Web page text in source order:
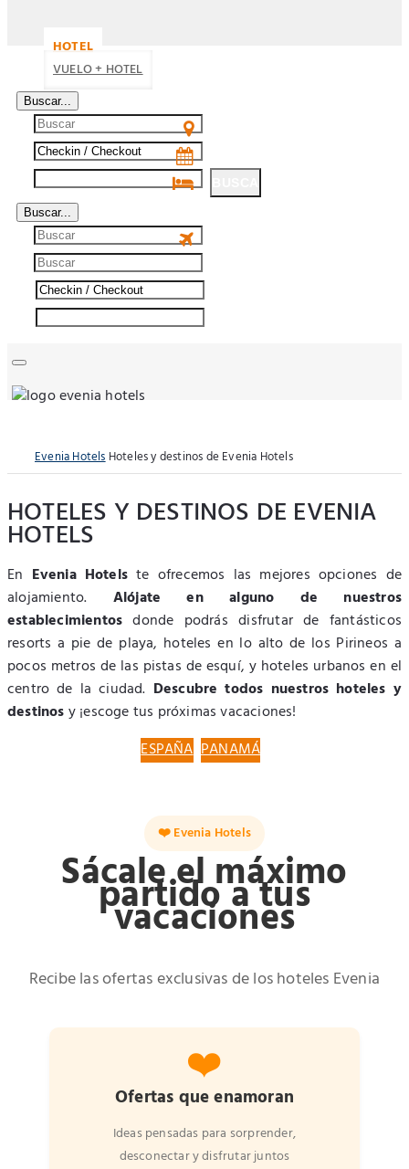
HOTEL
VUELO + HOTEL
Buscar...
Buscar...
Evenia Hotels Hoteles y destinos de Evenia Hotels
HOTELES Y DESTINOS DE EVENIA
HOTELS
En Evenia Hotels te ofrecemos las mejores opciones de
alojamiento. Alójate en alguno de nuestros
establecimientos donde podrás disfrutar de fantásticos
resorts a pie de playa, hoteles en lo alto de los Pirineos a
pocos metros de las pistas de esquí, y hoteles urbanos en el
centro de la ciudad. Descubre todos nuestros hoteles y
destinosy ¡escoge tus próximas vacaciones!
ESPAÑA PANAMÁ
❤️ Evenia Hotels
Sácale el máximo
partido a tus
vacaciones
Recibe las ofertas exclusivas de los hoteles Evenia
❤️
Ofertas que enamoran
Ideas pensadas para sorprender,
desconectar y disfrutar juntos